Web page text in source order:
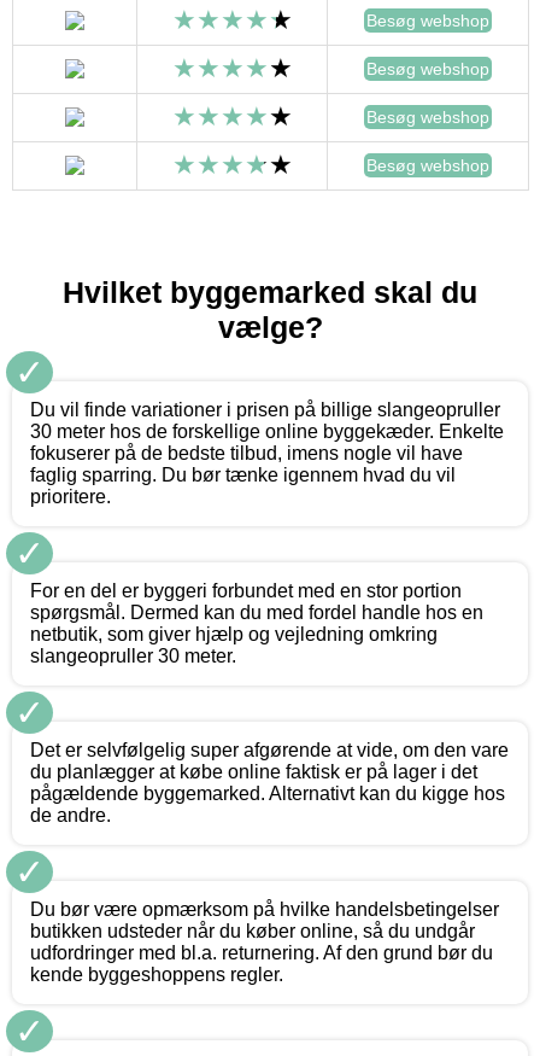
Besøg webshop
Besøg webshop
Besøg webshop
Besøg webshop
Hvilket byggemarked skal du
vælge?
✓
Du vil finde variationer i prisen på billige slangeopruller
30 meter hos de forskellige online byggekæder. Enkelte
fokuserer på de bedste tilbud, imens nogle vil have
faglig sparring. Du bør tænke igennem hvad du vil
prioritere.
✓
For en del er byggeri forbundet med en stor portion
spørgsmål. Dermed kan du med fordel handle hos en
netbutik, som giver hjælp og vejledning omkring
slangeopruller 30 meter.
✓
Det er selvfølgelig super afgørende at vide, om den vare
du planlægger at købe online faktisk er på lager i det
pågældende byggemarked. Alternativt kan du kigge hos
de andre.
✓
Du bør være opmærksom på hvilke handelsbetingelser
butikken udsteder når du køber online, så du undgår
udfordringer med bl.a. returnering. Af den grund bør du
kende byggeshoppens regler.
✓